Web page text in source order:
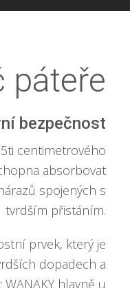
páteře
bezpečnost
centimetrového
absorbovat
spojených s
tvrdším přistáním.
prvek, který je
dopadech a
hlavně u